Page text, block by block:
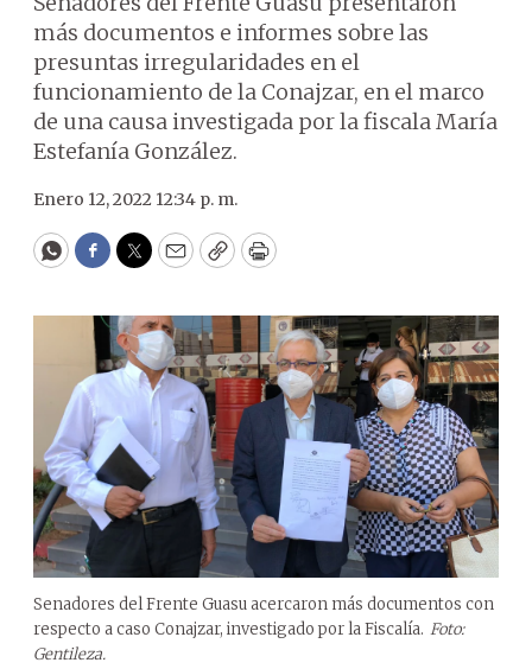
más documentos e informes sobre las
presuntas irregularidades en el
funcionamiento de la Conajzar, en el marco
de una causa investigada por la fiscala María
Estefanía González.
Enero 12, 2022 12:34 p. m.
WhatsApp
Facebook
Twitter
EmailCopyPrint
Senadores del Frente Guasu acercaron más documentos con
respecto a caso Conajzar, investigado por la Fiscalía. Foto:
Gentileza.